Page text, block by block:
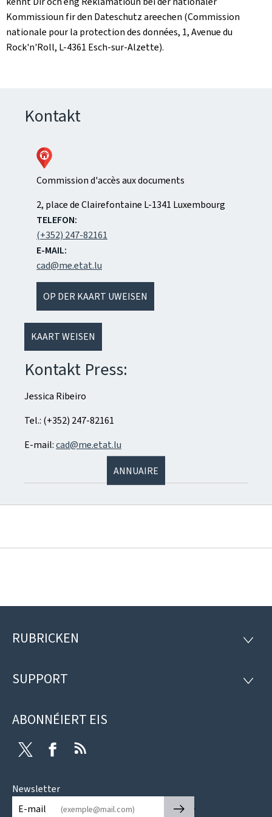
Kommissioun fir den Dateschutz areechen (Commission
nationale pour la protection des données, 1, Avenue du
Rock'n'Roll, L-4361 Esch-sur-Alzette).
Kontakt
Commission d'accès aux documents
ADRESS:
2, place de Clairefontaine L-1341 Luxembourg
TELEFON:
(+352) 247-82161
E-MAIL:
cad@me.etat.lu
OP DER KAART UWEISEN
KAART WEISEN
Kontakt Press:
Jessica Ribeiro
Tel.: (+352) 247-82161
E-mail:cad@me.etat.lu
ANNUAIRE
Fousszeil
RUBRICKEN
SUPPORT
ABONNÉIERT EIS
Twitter Facebook
Newsletter
E-mail
🡒